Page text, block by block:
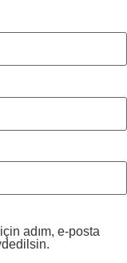
adım, e-posta